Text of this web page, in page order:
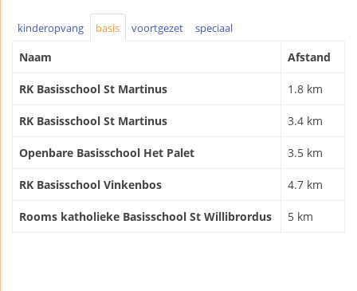
kinderopvang basis voortgezet speciaal
Naam Afstand
RK Basisschool St Martinus 1.8 km
RK Basisschool St Martinus 3.4 km
Openbare Basisschool Het Palet 3.5 km
RK Basisschool Vinkenbos 4.7 km
Rooms katholieke Basisschool St Willibrordus 5 km